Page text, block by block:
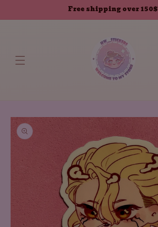
Free shipping over 150$
انتقل إلى
معلومات
المنتج